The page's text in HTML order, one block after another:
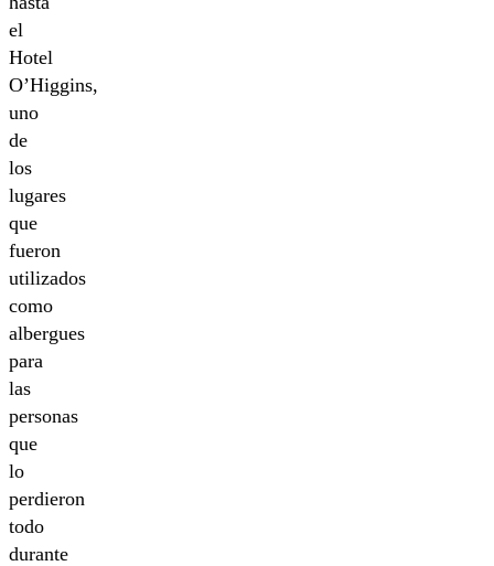
el
Hotel
O’Higgins,
uno
de
los
lugares
que
fueron
utilizados
como
albergues
para
las
personas
que
lo
perdieron
todo
durante